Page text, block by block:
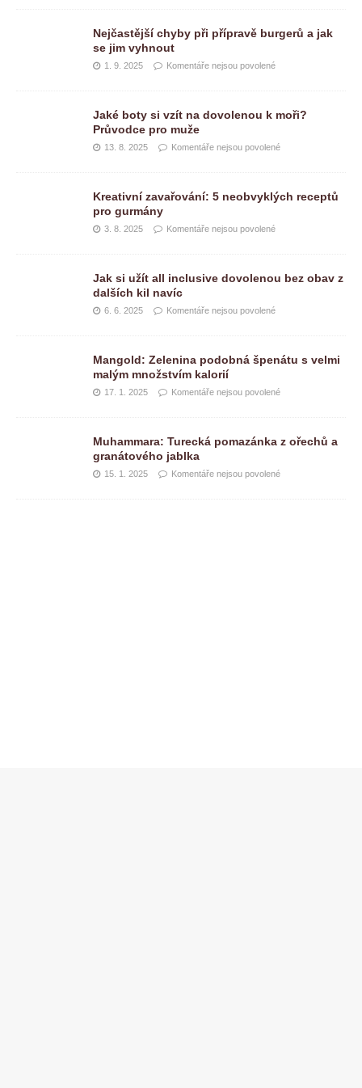
Nejčastější chyby při přípravě burgerů a jak
se jim vyhnout
1. 9. 2025 Komentáře nejsou povolené
Jaké boty si vzít na dovolenou k moři?
Průvodce pro muže
13. 8. 2025 Komentáře nejsou povolené
Kreativní zavařování: 5 neobvyklých receptů
pro gurmány
3. 8. 2025 Komentáře nejsou povolené
Jak si užít all inclusive dovolenou bez obav z
dalších kil navíc
6. 6. 2025 Komentáře nejsou povolené
Mangold: Zelenina podobná špenátu s velmi
malým množstvím kalorií
17. 1. 2025 Komentáře nejsou povolené
Muhammara: Turecká pomazánka z ořechů a
granátového jablka
15. 1. 2025 Komentáře nejsou povolené